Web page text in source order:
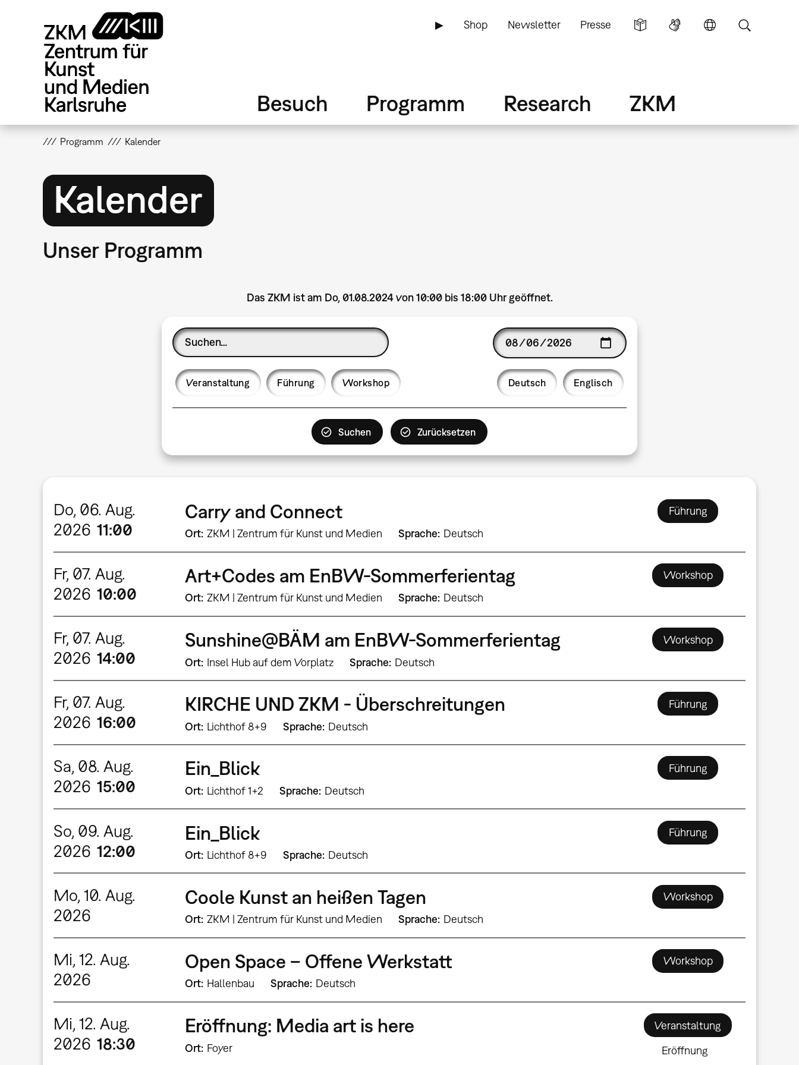
▶ Shop Newsletter Presse
Besuch Programm Research ZKM
Programm Kalender
Kalender
Unser Programm
Das ZKM ist am Do, 01.08.2024 von 10:00 bis 18:00 Uhr geöffnet.
Date
Veranstaltung Führung Workshop Language
Deutsch Englisch
Do, 06. Aug.
2026 11:00
Carry and Connect
Ort ZKM | Zentrum für Kunst und Medien Sprache Deutsch
Führung
Fr, 07. Aug.
2026 10:00
Art+Codes am EnBW-Sommerferientag
Ort ZKM | Zentrum für Kunst und Medien Sprache Deutsch
Workshop
Fr, 07. Aug.
2026 14:00
Sunshine@BÄM am EnBW-Sommerferientag
Ort Insel Hub auf dem Vorplatz Sprache Deutsch
Workshop
Fr, 07. Aug.
2026 16:00
KIRCHE UND ZKM - Überschreitungen
Ort Lichthof 8+9 Sprache Deutsch
Führung
Sa, 08. Aug.
2026 15:00
Ein_Blick
Ort Lichthof 1+2 Sprache Deutsch
Führung
So, 09. Aug.
2026 12:00
Ein_Blick
Ort Lichthof 8+9 Sprache Deutsch
Führung
Mo, 10. Aug.
2026
Coole Kunst an heißen Tagen
Ort ZKM | Zentrum für Kunst und Medien Sprache Deutsch
Workshop
Mi, 12. Aug.
2026
Open Space – Offene Werkstatt
Ort Hallenbau Sprache Deutsch
Workshop
Mi, 12. Aug.
2026 18:30
Eröffnung: Media art is here
Ort Foyer
Veranstaltung
Eröffnung